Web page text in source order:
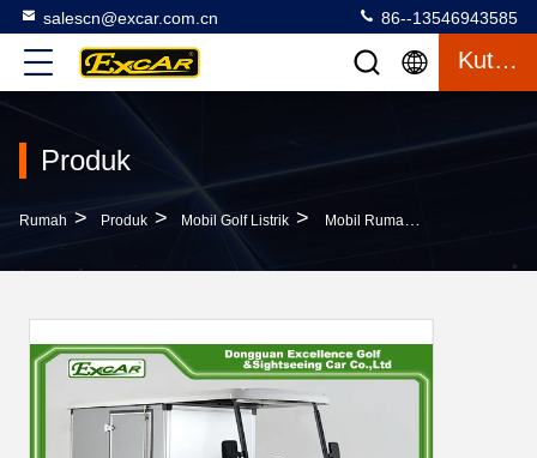
salescn@excar.com.cn 86--13546943585
Kutipan
Produk
Rumah > Produk > Mobil Golf Listrik > Mobil Rumah Tangga Listrik Hotel A1IH2/EC Dengan Baterai Litium